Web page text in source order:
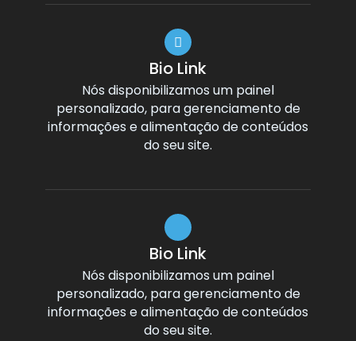
Bio Link
Nós disponibilizamos um painel
personalizado, para gerenciamento de
informações e alimentação de conteúdos
do seu site.
Bio Link
Nós disponibilizamos um painel
personalizado, para gerenciamento de
informações e alimentação de conteúdos
do seu site.